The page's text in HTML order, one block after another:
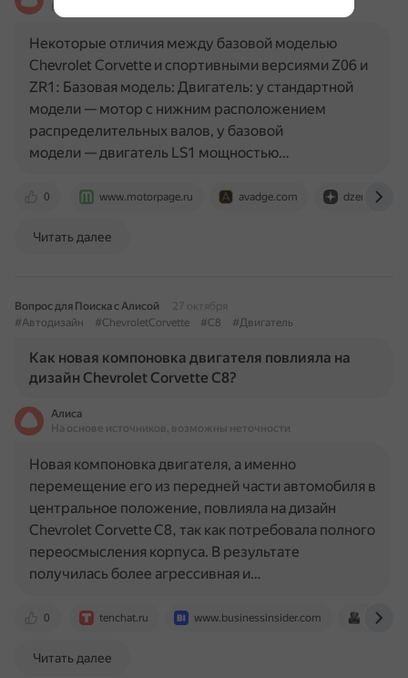
На основе источников, возможны неточности
0 www.motorpage.ru avadge.com dzen.ru
Некоторые отличия между базовой моделью
Chevrolet Corvette и спортивными версиями Z06 и
ZR1: Базовая модель: Двигатель: у стандартной
модели — мотор с нижним расположением
распределительных валов, у базовой
модели — двигатель LS1 мощностью…
Читать далее
Вопрос для Поиска с Алисой
27 октября
#Автодизайн
#ChevroletCorvette #C8 #Двигатель
Как новая компоновка двигателя повлияла на
дизайн Chevrolet Corvette C8?
Алиса
На основе источников, возможны неточности
0 tenchat.ru www.businessinsider.com
Новая компоновка двигателя, а именно
перемещение его из передней части автомобиля в
центральное положение, повлияла на дизайн
Chevrolet Corvette C8, так как потребовала полного
переосмысления корпуса. В результате
получилась более агрессивная и…
Читать далее